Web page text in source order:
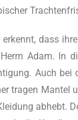
erkennt, dass
Adam. In
Auch bei
tra­gen Man­tel
abhebt.